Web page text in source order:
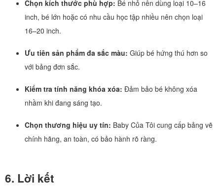
Chọn kích thước phù hợp: Bé nhỏ nên dùng loại 10–16
inch, bé lớn hoặc có nhu cầu học tập nhiều nên chọn loại
16–20 inch.
Ưu tiên sản phẩm đa sắc màu: Giúp bé hứng thú hơn so
với bảng đơn sắc.
Kiểm tra tính năng khóa xóa: Đảm bảo bé không xóa
nhầm khi đang sáng tạo.
Chọn thương hiệu uy tín: Baby Của Tôi cung cấp bảng vẽ
chính hãng, an toàn, có bảo hành rõ ràng.
6. Lời kết